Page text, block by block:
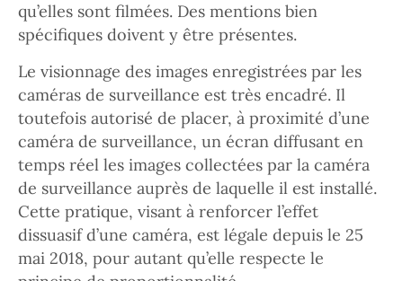
qu’elles sont filmées. Des mentions bien
spécifiques doivent y être présentes.
Le visionnage des images enregistrées par les
caméras de surveillance est très encadré. Il
toutefois autorisé de placer, à proximité d’une
caméra de surveillance, un écran diffusant en
temps réel les images collectées par la caméra
de surveillance auprès de laquelle il est installé.
Cette pratique, visant à renforcer l’effet
dissuasif d’une caméra, est légale depuis le 25
mai 2018, pour autant qu’elle respecte le